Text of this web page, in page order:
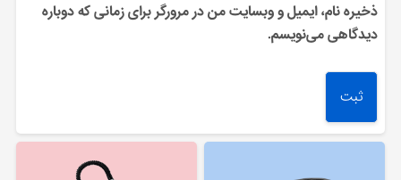
ذخیره نام، ایمیل و وبسایت من در مرورگر برای زمانی که دوباره
دیدگاهی می‌نویسم.